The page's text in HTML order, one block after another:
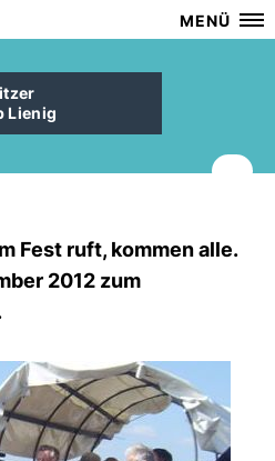
MENÜ
Lienig
Fest ruft, kommen alle.
2012 zum